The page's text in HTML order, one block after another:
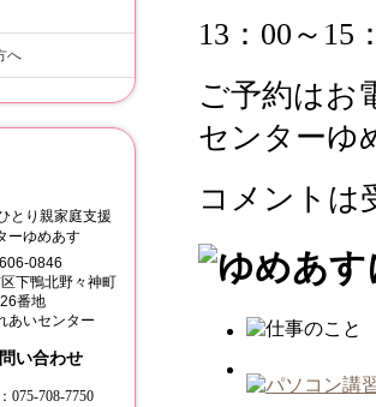
13：00～15
ご予約は
センターゆ
コメントは
へ
京都市ひとり親家庭支
0846
下鴨北野々神町
26番地
あいセンター
075-708-7750